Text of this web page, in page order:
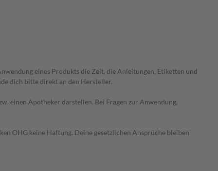
eines Produkts die Zeit, die Anleitungen, Etiketten und
dich bitte direkt an den Hersteller.
einen Apotheker darstellen. Bei Fragen zur Anwendung,
OHG keine Haftung. Deine gesetzlichen Ansprüche bleiben